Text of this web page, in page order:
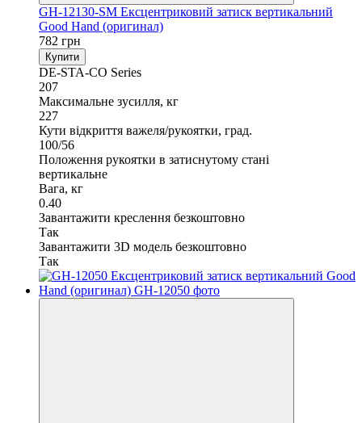
GH-12130-SM Ексцентриковий затиск вертикальний
Good Hand (оригинал)
782 грн
Купити
DE-STA-CO Series
207
Максимальне зусилля, кг
227
Кути відкриття важеля/рукоятки, град.
100/56
Положення рукоятки в затиснутому стані
вертикальне
Вага, кг
0.40
Завантажити креслення безкоштовно
Так
Завантажити 3D модель безкоштовно
Так